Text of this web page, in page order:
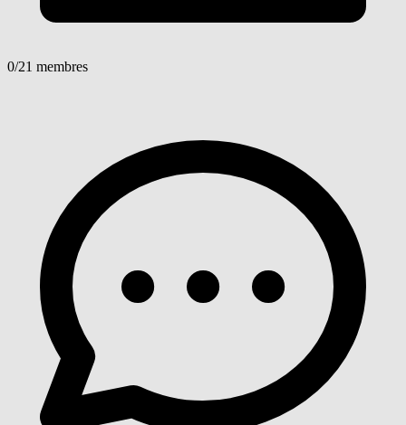
0/21 membres